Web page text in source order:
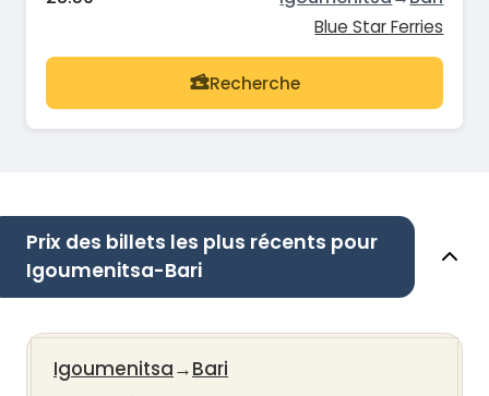
Blue Star Ferries
Recherche
Prix des billets les plus récents pour
Igoumenitsa-Bari
Igoumenitsa→Bari